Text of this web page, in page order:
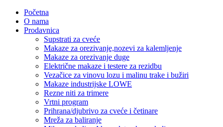
Početna
O nama
Prodavnica
Supstrati za cveće
Makaze za orezivanje,nozevi za kalemljenje
Makaze za orezivanje duge
Električne makaze i testere za rezidbu
Vezačice za vinovu lozu i malinu trake i bužiri
Makaze industrijske LOWE
Rezne niti za trimere
Vrtni program
Prihrana/djubrivo za cveće i četinare
Mreža za baliranje